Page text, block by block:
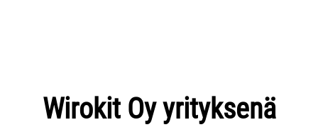
Wirokit Oy yrityksenä